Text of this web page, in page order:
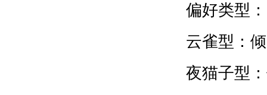
偏好类型：
云雀型：
夜猫子型